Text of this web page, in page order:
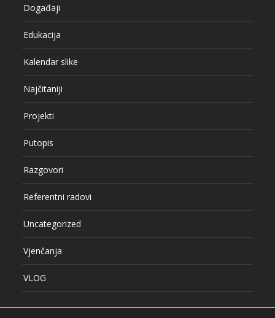
Događaji
Edukacija
Kalendar slike
Najčitaniji
Projekti
Putopis
Razgovori
Referentni radovi
Uncategorized
Vjenčanja
VLOG